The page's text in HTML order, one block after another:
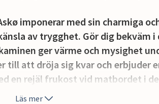
imponerar med sin charmiga
av trygghet. Gör dig bekväm i
ger värme och mysighet
till att dröja sig kvar och erbjuder
en rejäl frukost vid matbordet i
att planera dina utflykter.
Läs mer